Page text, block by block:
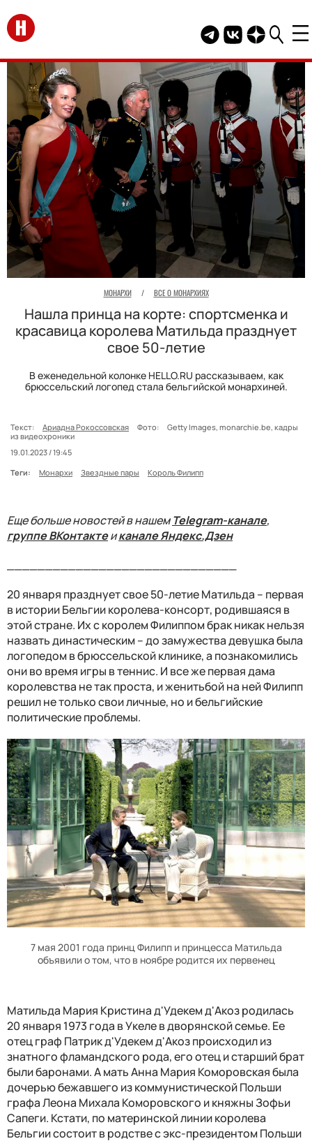
Перейти на главную
Telegram канал
Группа HELLO
Канал
МОНАРХИ / ВСЕ О МОНАРХИЯХ
Нашла принца на корте: спортсменка и
красавица королева Матильда празднует
свое 50-летие
В еженедельной колонке HELLO.RU рассказываем, как
брюссельский логопед стала бельгийской монархиней.
Текст: Ариадна Рокоссовская Фото:
Getty Images, monarchie.be, кадры
из видеохроники
19.01.2023 / 19:45
Теги:
Монархи Звездные пары Король Филипп
Еще больше новостей в нашемTelegram-канале,
группе ВКонтактеиканале Яндекс.Дзен
20 января празднует свое 50-летие Матильда – первая
в истории Бельгии королева-консорт, родившаяся в
этой стране. Их с королем Филиппом брак никак нельзя
назвать династическим – до замужества девушка была
логопедом в брюссельской клинике, а познакомились
они во время игры в теннис. И все же первая дама
королевства не так проста, и женитьбой на ней Филипп
решил не только свои личные, но и бельгийские
политические проблемы.
7 мая 2001 года принц Филипп и принцесса Матильда
объявили о том, что в ноябре родится их первенец
Матильда Мария Кристина д'Удекем д'Акоз родилась
20 января 1973 года в Укеле в дворянской семье. Ее
отец граф Патрик д'Удекем д'Акоз происходил из
знатного фламандского рода, его отец и старший брат
были баронами. А мать Анна Мария Коморовская была
дочерью бежавшего из коммунистической Польши
графа Леона Михала Коморовского и княжны Зофьи
Сапеги. Кстати, по материнской линии королева
Бельгии состоит в родстве с экс-президентом Польши